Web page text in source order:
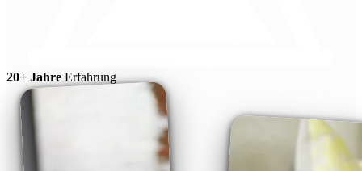
20+ Jahre Erfahrung